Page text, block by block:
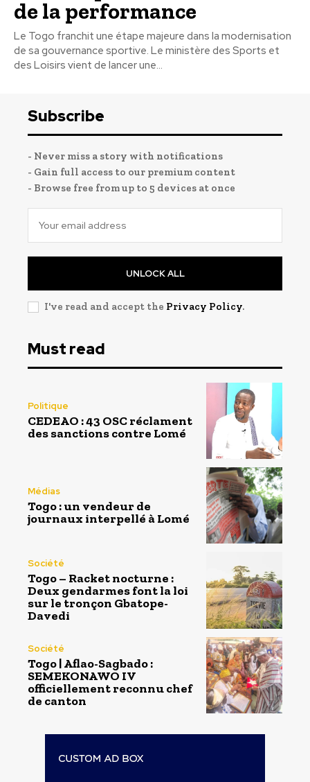
de la performance
Le Togo franchit une étape majeure dans la modernisation
de sa gouvernance sportive. Le ministère des Sports et
des Loisirs vient de lancer une...
Subscribe
- Never miss a story with notifications
- Gain full access to our premium content
- Browse free from up to 5 devices at once
UNLOCK ALL
I've read and accept the Privacy Policy.
Must read
Politique
CEDEAO : 43 OSC réclament
des sanctions contre Lomé
Médias
Togo : un vendeur de
journaux interpellé à Lomé
Société
Togo – Racket nocturne :
Deux gendarmes font la loi
sur le tronçon Gbatope-
Davedi
Société
Togo | Aflao-Sagbado :
SEMEKONAWO IV
officiellement reconnu chef
de canton